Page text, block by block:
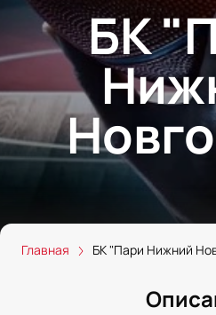
БК
Главная БК "Пари Нижний